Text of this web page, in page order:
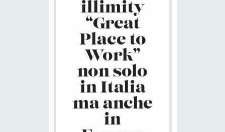
illimity
“Great
Place to
Work”
non solo
in Italia
ma anche
in